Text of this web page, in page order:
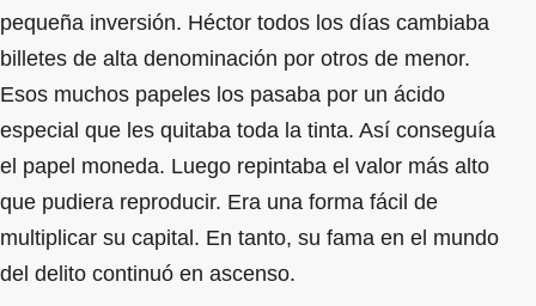
pequeña inversión. Héctor todos los días cambiaba
billetes de alta denominación por otros de menor.
Esos muchos papeles los pasaba por un ácido
especial que les quitaba toda la tinta. Así conseguía
el papel moneda. Luego repintaba el valor más alto
que pudiera reproducir. Era una forma fácil de
multiplicar su capital. En tanto, su fama en el mundo
del delito continuó en ascenso.